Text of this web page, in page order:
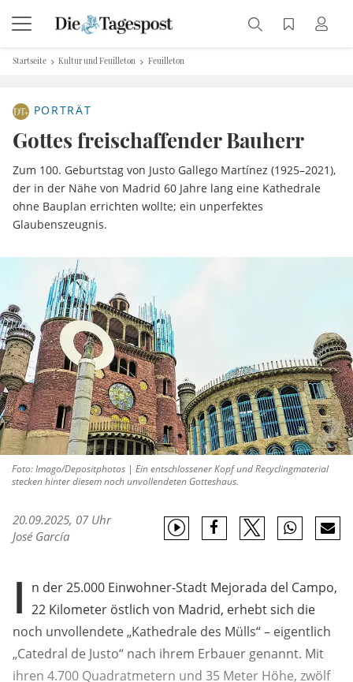
Startseite Kultur und Feuilleton Feuilleton
PORTRÄT
Gottes freischaffender Bauherr
Zum 100. Geburtstag von Justo Gallego Martínez (1925–2021),
der in der Nähe von Madrid 60 Jahre lang eine Kathedrale
ohne Bauplan errichten wollte; ein unperfektes
Glaubenszeugnis.
Foto: Imago/Depositphotos | Ein entschlossener Kopf und Recyclingmaterial
stecken hinter diesem noch unvollendeten Gotteshaus.
20.09.2025, 07 Uhr
José García
I n der 25.000 Einwohner-Stadt Mejorada del Campo,
22 Kilometer östlich von Madrid, erhebt sich die
noch unvollendete „Kathedrale des Mülls“ – eigentlich
„Catedral de Justo“ nach ihrem Erbauer genannt. Mit
ihren 4.700 Quadratmetern und 35 Meter Höhe, zwölf